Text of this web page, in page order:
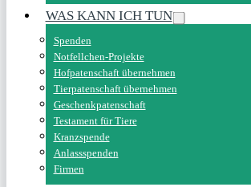
WAS KANN ICH TUN
Spenden
Notfellchen-Projekte
Hofpatenschaft übernehmen
Tierpatenschaft übernehmen
Geschenkpatenschaft
Testament für Tiere
Kranzspende
Anlassspenden
Firmen